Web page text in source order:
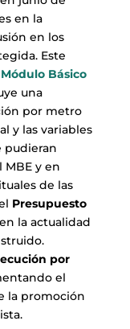
en la
en los
Este
Módulo Básico
una
por metro
y las variables
pudieran
y en
de las
Presupuesto
la actualidad
por
el
la promoción